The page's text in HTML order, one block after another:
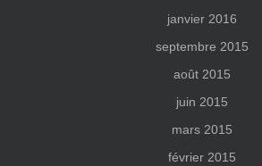
janvier 2016
septembre 2015
août 2015
juin 2015
mars 2015
février 2015